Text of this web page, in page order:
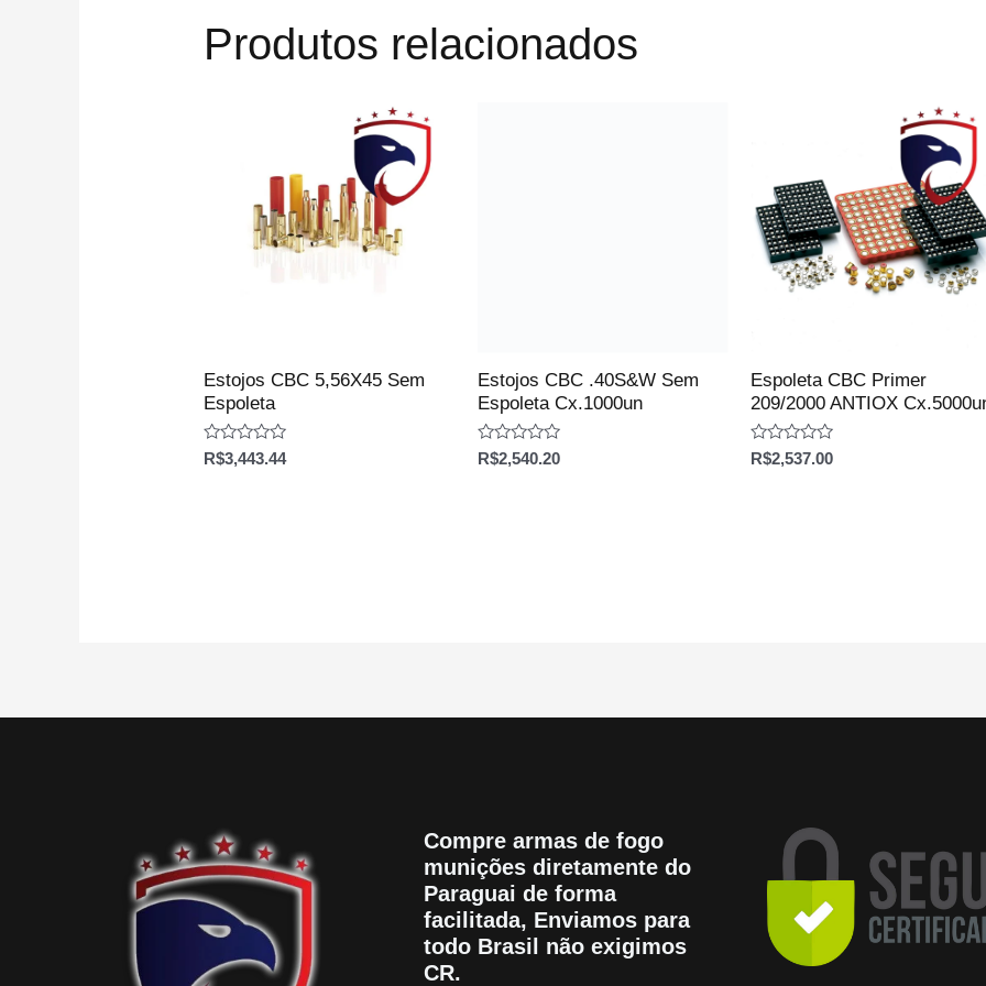
Produtos relacionados
Estojos CBC 5,56X45 Sem
Espoleta
Avaliação
R$3,443.44
Estojos CBC .40S&W Sem
Espoleta Cx.1000un
Avaliação
R$2,540.20
Espoleta CBC Primer
209/2000 ANTIOX
Avaliação
R$2,537.00
Compre armas de fogo
munições diretamente do
Paraguai de forma
facilitada, Enviamos para
todo Brasil não exigimos
CR.